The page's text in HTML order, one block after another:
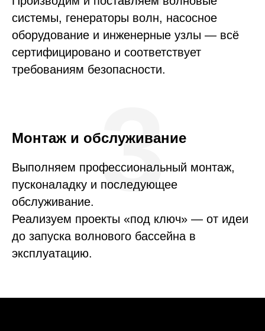
системы, генераторы волн, насосное
оборудование и инженерные узлы — всё
сертифицировано и соответствует
требованиям безопасности.
Монтаж и обслуживание
Выполняем профессиональный монтаж,
пусконаладку и последующее
обслуживание.
Реализуем проекты «под ключ» — от идеи
до запуска волнового бассейна в
эксплуатацию.
3